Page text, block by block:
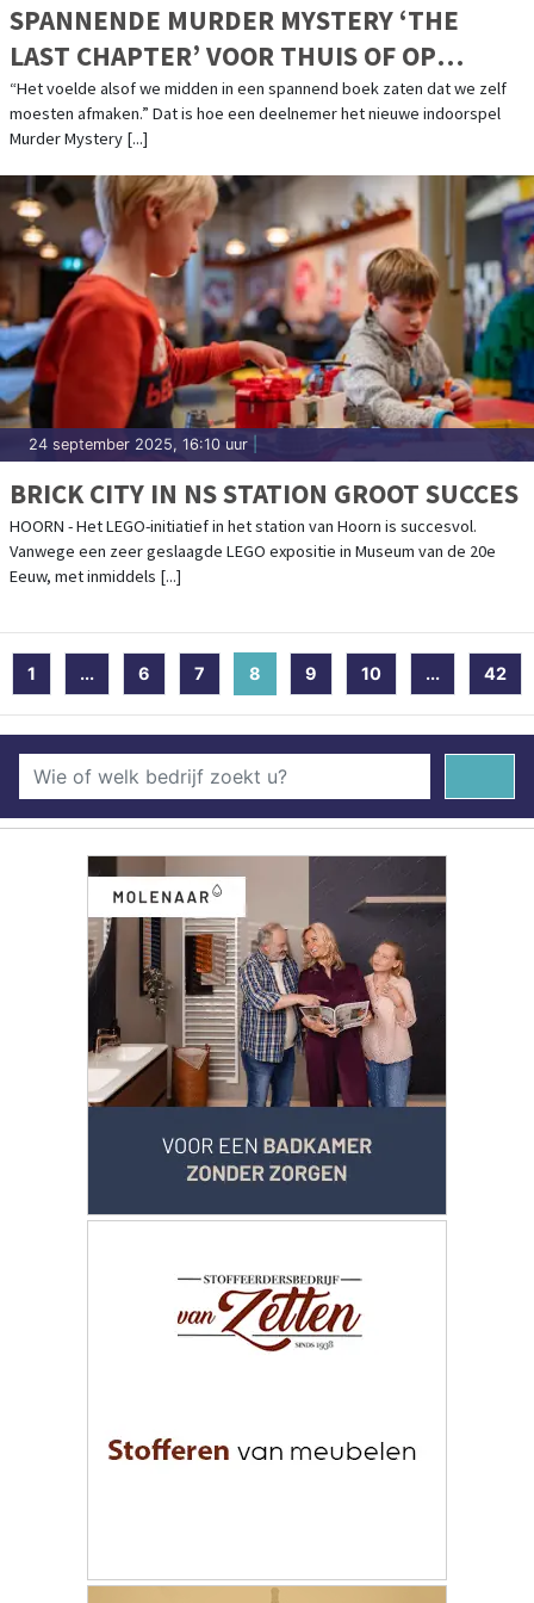
SPANNENDE MURDER MYSTERY ‘THE
LAST CHAPTER’ VOOR THUIS OF OP
LOCATIE
“Het voelde alsof we midden in een spannend boek zaten dat we zelf
moesten afmaken.” Dat is hoe een deelnemer het nieuwe indoorspel
Murder Mystery [...]
24 september 2025, 16:10 uur
BRICK CITY IN NS STATION GROOT SUCCES
HOORN - Het LEGO-initiatief in het station van Hoorn is succesvol.
Vanwege een zeer geslaagde LEGO expositie in Museum van de 20e
Eeuw, met inmiddels [...]
1 ... 6 7 8 (current)
9 10 ... 42